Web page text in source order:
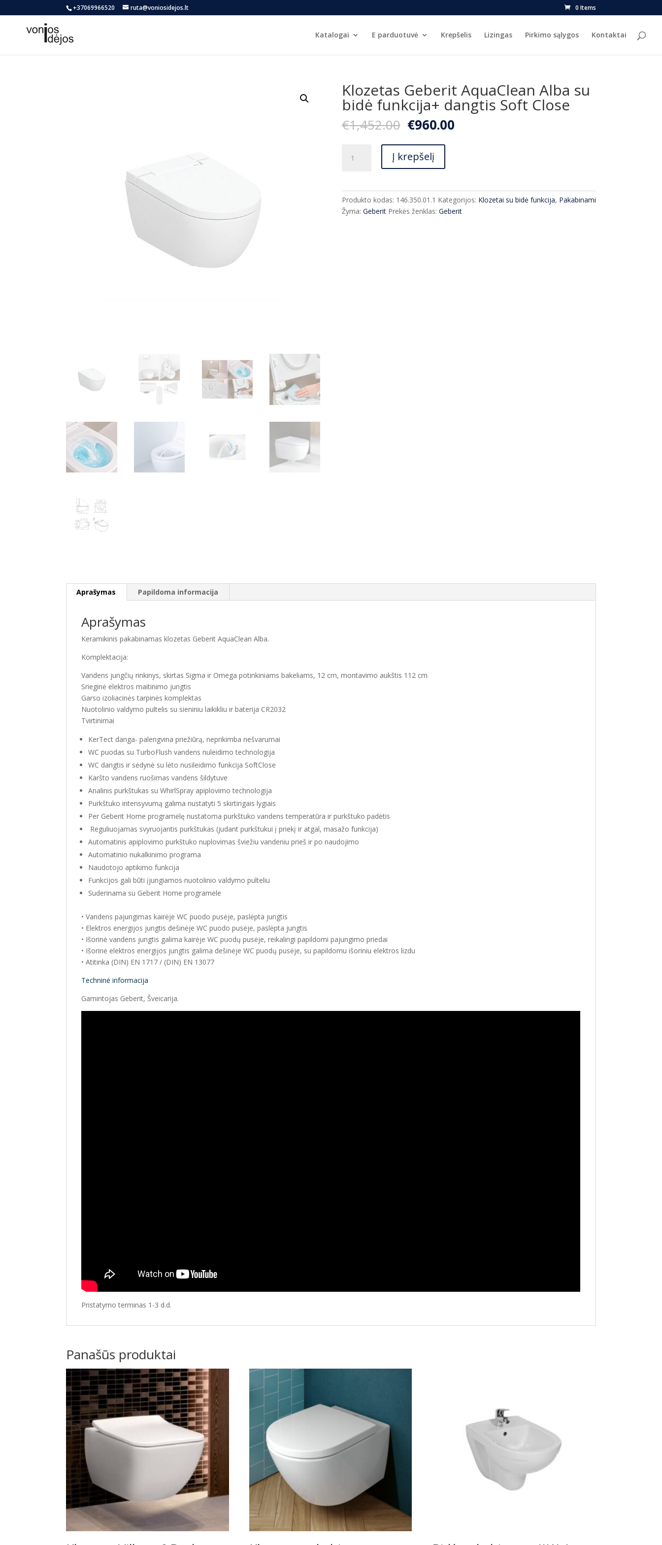
+37069966520 ruta@voniosidejos.lt 0 Items
Katalogai E parduotuvė Krepšelis Lizingas Pirkimo sąlygos Kontaktai
Klozetas Geberit AquaClean Alba su
bidė funkcija+ dangtis Soft Close
€1,452.00 Original
price
was:
€1,452.00.
€960.00Current
kiekis:
AquaClean
Alba
su
Į krepšelį
Produkto kodas: 146.350.01.1 Kategorijos: Klozetai su bidė funkcija, Pakabinami
Žyma: Geberit Prekės ženklas: Geberit
Aprašymas Papildoma informacija
Aprašymas
Keramikinis pakabinamas klozetas Geberit AquaClean Alba.
Komplektacija:
Vandens jungčių rinkinys, skirtas Sigma ir Omega potinkiniams bakeliams, 12 cm, montavimo aukštis 112 cm
Srieginė elektros maitinimo jungtis
Garso izoliacinės tarpinės komplektas
Nuotolinio valdymo pultelis su sieniniu laikikliu ir baterija CR2032
Tvirtinimai
KerTect danga- palengvina priežiūrą, neprikimba nešvarumai
WC puodas su TurboFlush vandens nuleidimo technologija
WC dangtis ir sėdynė su lėto nusileidimo funkcija SoftClose
Karšto vandens ruošimas vandens šildytuve
Analinis purkštukas su WhirlSpray apiplovimo technologija
Purkštuko intensyvumą galima nustatyti 5 skirtingais lygiais
Per Geberit Home programėlę nustatoma purkštuko vandens temperatūra ir purkštuko padėtis
Reguliuojamas svyruojantis purkštukas (judant purkštukui į priekį ir atgal, masažo funkcija)
Automatinis apiplovimo purkštuko nuplovimas šviežiu vandeniu prieš ir po naudojimo
Automatinio nukalkinimo programa
Naudotojo aptikimo funkcija
Funkcijos gali būti įjungiamos nuotolinio valdymo pulteliu
Suderinama su Geberit Home programėle
• Vandens pajungimas kairėje WC puodo pusėje, paslėpta jungtis
• Elektros energijos jungtis dešinėje WC puodo pusėje, paslėpta jungtis
• Išorinė vandens jungtis galima kairėje WC puodų pusėje, reikalingi papildomi pajungimo priedai
• Išorinė elektros energijos jungtis galima dešinėje WC puodų pusėje, su papildomu išoriniu elektros lizdu
• Atitinka (DIN) EN 1717 / (DIN) EN 13077
Techninė informacija
Gamintojas Geberit, Šveicarija.
Pristatymo terminas 1-3 d.d.
Panašūs produktai